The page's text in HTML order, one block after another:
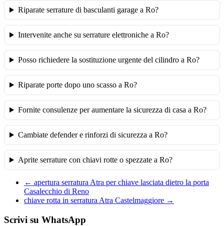
Riparate serrature di basculanti garage a Ro?
Intervenite anche su serrature elettroniche a Ro?
Posso richiedere la sostituzione urgente del cilindro a Ro?
Riparate porte dopo uno scasso a Ro?
Fornite consulenze per aumentare la sicurezza di casa a Ro?
Cambiate defender e rinforzi di sicurezza a Ro?
Aprite serrature con chiavi rotte o spezzate a Ro?
← apertura serratura Atra per chiave lasciata dietro la porta
Casalecchio di Reno
chiave rotta in serratura Atra Castelmaggiore →
Scrivi su WhatsApp